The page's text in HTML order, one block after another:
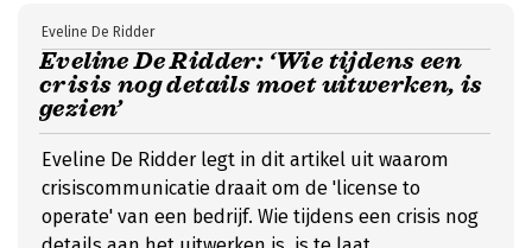
Eveline De Ridder: ‘Wie tijdens een
crisis nog details moet uitwerken, is
gezien’
Eveline De Ridder
Eveline De Ridder legt in dit artikel uit waarom
crisiscommunicatie draait om de 'license to
operate' van een bedrijf. Wie tijdens een crisis nog